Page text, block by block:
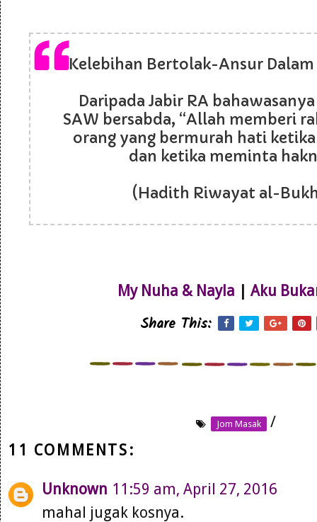
Kelebihan Bertolak-Ansur Dalam
Daripada Jabir RA
SAW bersabda, “Allah memberi
orang yang bermurah hati
dan ketika meminta
(Hadith Riwayat al-
My Nuha & Nayla | Aku
Share This:
Jom Masak
/
11 COMMENTS:
Unknown 11:59 am, April 27, 2016
mahal jugak kosnya.